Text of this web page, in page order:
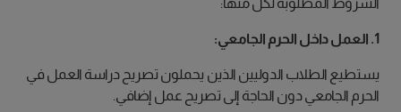
الشروط المطلوبة لكل منها:
1. العمل داخل الحرم الجامعي:
يستطيع الطلاب الدوليين الذين يحملون تصريح دراسة العمل في
الحرم الجامعي دون الحاجة إلى تصريح عمل إضافي.